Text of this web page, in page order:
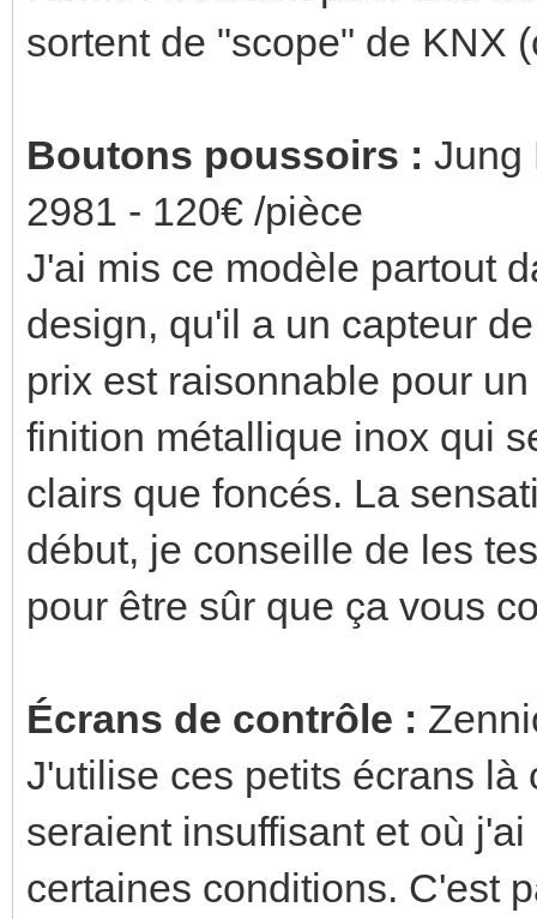
sortent de "scope" de KNX
Boutons poussoirs : Jung
2981 - 120€ /pièce
J'ai mis ce modèle partout
design, qu'il a un capteur
prix est raisonnable pour
finition métallique inox qui
clairs que foncés. La
début, je conseille de les
pour être sûr que ça vous
Écrans de contrôle :
J'utilise ces petits écrans
seraient insuffisant et où
certaines conditions. C'est